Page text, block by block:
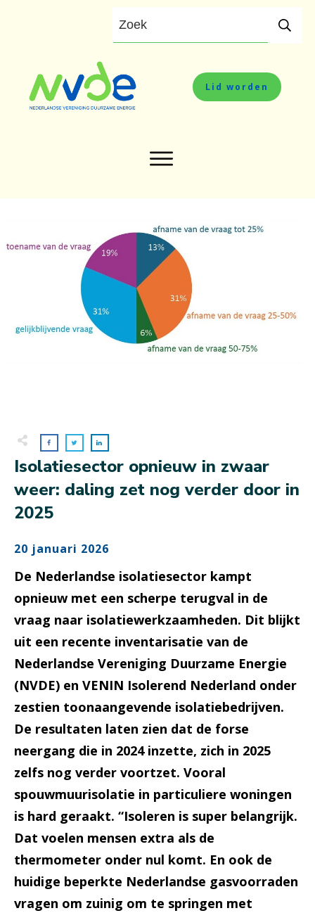
Lid worden
Isolatiesector opnieuw in zwaar
weer: daling zet nog verder door in
2025
20 januari 2026
De Nederlandse isolatiesector kampt
opnieuw met een scherpe terugval in de
vraag naar isolatiewerkzaamheden. Dit blijkt
uit een recente inventarisatie van de
Nederlandse Vereniging Duurzame Energie
(NVDE) en VENIN Isolerend Nederland onder
zestien toonaangevende isolatiebedrijven.
De resultaten laten zien dat de forse
neergang die in 2024 inzette, zich in 2025
zelfs nog verder voortzet. Vooral
spouwmuurisolatie in particuliere woningen
is hard geraakt. “Isoleren is super belangrijk.
Dat voelen mensen extra als de
thermometer onder nul komt. En ook de
huidige beperkte Nederlandse gasvoorraden
vragen om zuinig om te springen met